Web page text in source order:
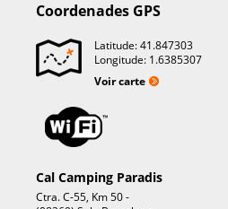
Coordenades GPS
Latitude: 41.847303
Longitude: 1.6385307
Voir carte
Cal Camping Paradis
Ctra. C-55, Km 50 -